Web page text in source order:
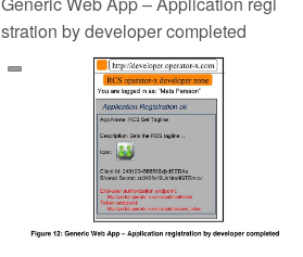
stration by developer completed